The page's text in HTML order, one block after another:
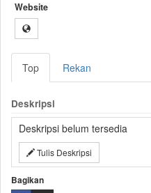
Website
Top Rekan
Deskripsi
Deskripsi belum tersedia
Tulis Deskripsi
Bagikan